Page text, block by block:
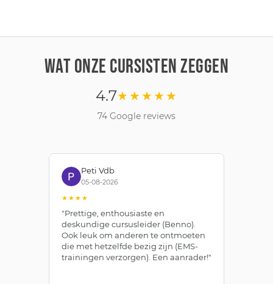
WAT ONZE CURSISTEN ZEGGEN
4.7★★★★★
74 Google reviews
Peti Vdb
05-08-2026
★★★★
"Prettige, enthousiaste en
deskundige cursusleider (Benno).
Ook leuk om anderen te ontmoeten
die met hetzelfde bezig zijn (EMS-
trainingen verzorgen). Een aanrader!"